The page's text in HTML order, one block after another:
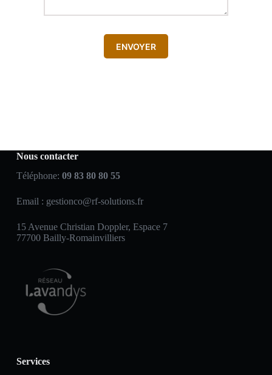
ENVOYER
Nous contacter
Téléphone: 09 83 80 80 55
Email : gestionco@rf-solutions.fr
15 Avenue Christian Doppler, Espace 7
77700 Bailly-Romainvilliers
Services